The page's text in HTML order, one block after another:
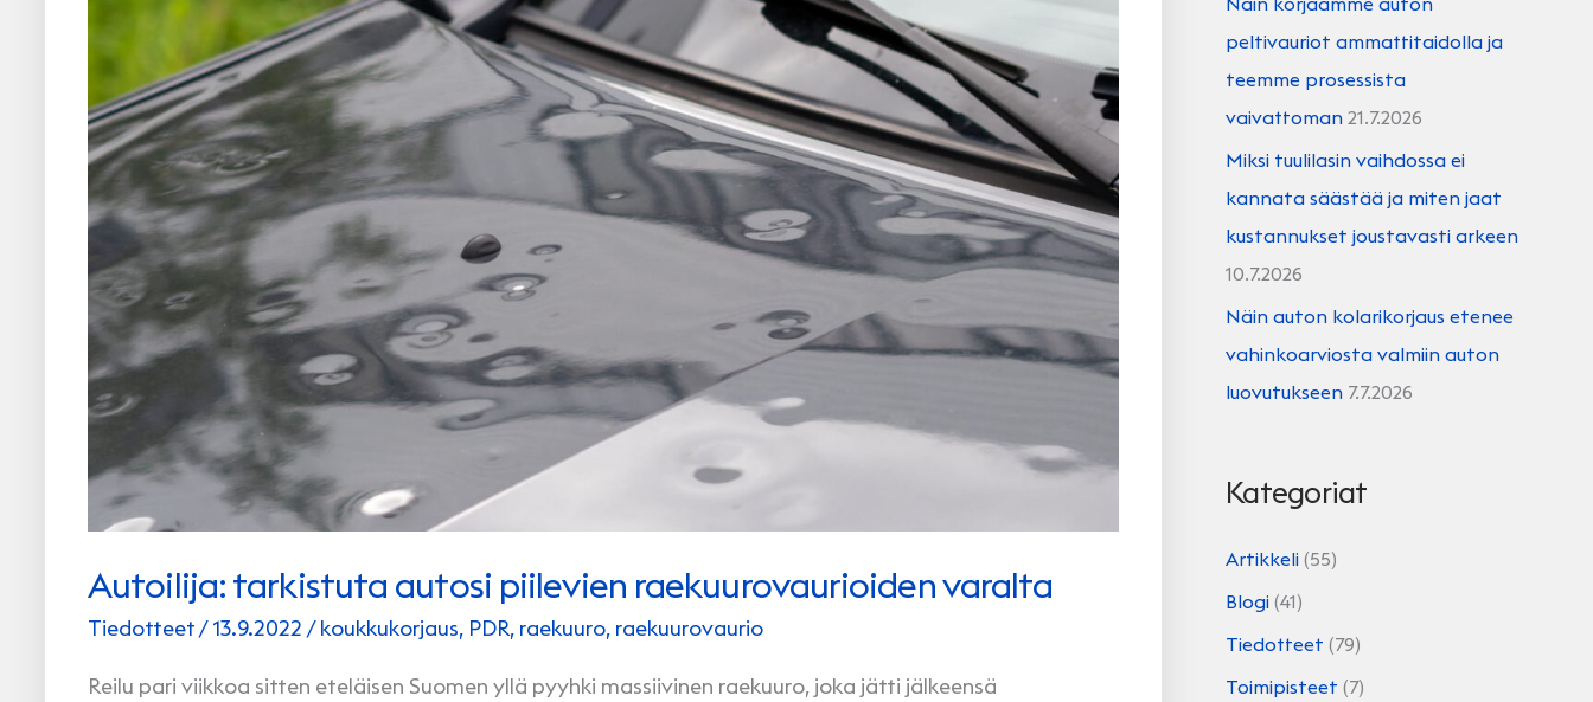
Autoilija: tarkistuta autosi piilevien raekuurovaurioiden varalta
Tiedotteet/13.9.2022 /koukkukorjaus, PDR, raekuuro, raekuurovaurio
Reilu pari viikkoa sitten eteläisen Suomen yllä pyyhki massiivinen raekuuro, joka jätti jälkeensä
peltivauriot ammattitaidolla ja
teemme prosessista
vaivattoman 21.7.2026
Miksi tuulilasin vaihdossa ei
kannata säästää ja miten jaat
kustannukset joustavasti arkeen
10.7.2026
Näin auton kolarikorjaus etenee
vahinkoarviosta valmiin auton
luovutukseen 7.7.2026
Kategoriat
Artikkeli (55)
Blogi (41)
Tiedotteet (79)
Toimipisteet (7)